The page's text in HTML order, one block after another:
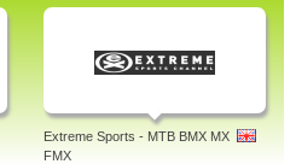
Extreme Sports - MTB BMX MX
FMX